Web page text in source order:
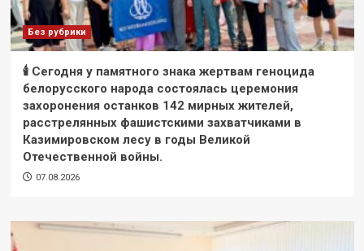
Без рубрики
🕯 Сегодня у памятного знака жертвам геноцида
белорусского народа состоялась церемония
захоронения останков 142 мирных жителей,
расстрелянных фашистскими захватчиками в
Казимировском лесу в годы Великой
Отечественной войны.
07.08.2026